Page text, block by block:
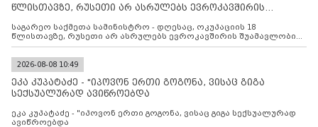
წლისთავზე, რუსეთი არ ასრულებს ევროკავშირის
საგარეო საქმეთა სამინისტრო - დღესაც, ოკუპაციის 18
წლისთავზე, რუსეთი არ ასრულებს ევროკავშირის შუამავლობით
დადებულ 2008 წლის 12 აგვისტოს ცეცხლის შეწყვეტის
კონტროლს ოკუპირებულ რეგიონებში, აგრძელებს მათი
მილიტარიზაციის პროცესს და აქტიურად დგამს ნაბიჯებს მათი
ფაქტობრივი ანექსიისკენ
2026-08-08 10:49
ეკა კუპატაძე - "იპოვონ ერთი გოგონა, ვისაც გიგა
სექსუალურად ავიწროებდა
ეკა კუპატაძე - "იპოვონ ერთი გოგონა, ვისაც გიგა სექსუალურად
ავიწროებდა